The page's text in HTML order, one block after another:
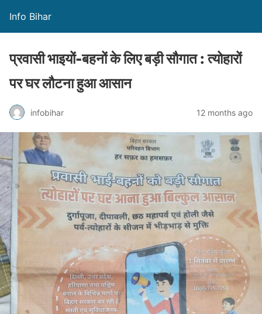
Info Bihar
प्रवासी भाइयों-बहनों के लिए बड़ी सौगात : त्योहारों
पर घर लौटना हुआ आसान
infobihar 12 months ago